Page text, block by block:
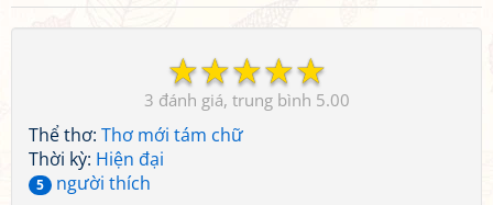
☆
☆
☆
☆
☆
3 5.00
Thể thơ: Thơ mới tám chữ
Thời kỳ: Hiện đại
5 người thích